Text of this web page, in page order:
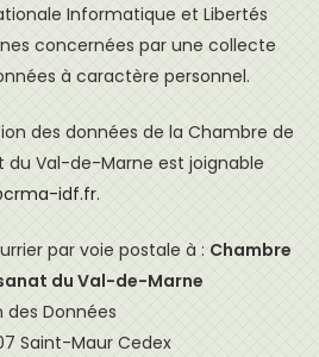
Informatique et Libertés
concernées par une collecte
à caractère personnel.
des données de la Chambre de
du Val-de-Marne est joignable
idf.fr.
par voie postale à : Chambre
du Val-de-Marne
des Données
Saint-Maur Cedex